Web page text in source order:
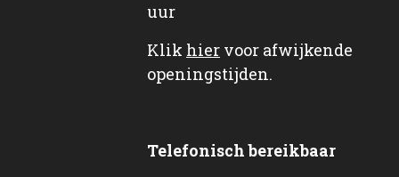
uur
Klik hier voor afwijkende
openingstijden.
Telefonisch bereikbaar